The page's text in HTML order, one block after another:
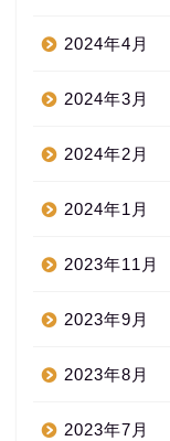
2024年4月
2024年3月
2024年2月
2024年1月
2023年11月
2023年9月
2023年8月
2023年7月